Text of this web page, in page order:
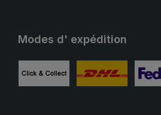
Modes d' expédition